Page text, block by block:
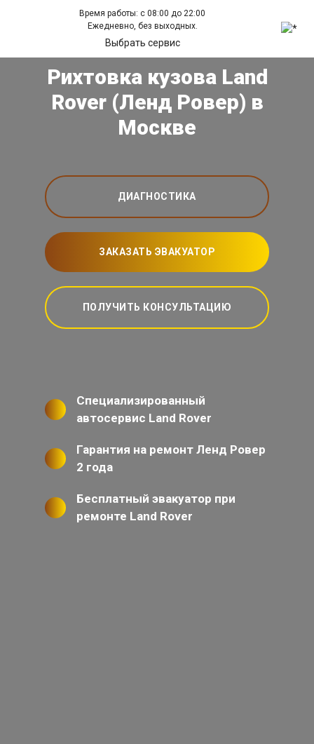
Время работы: с 08:00 до 22:00
Ежедневно, без выходных.
Выбрать сервис
Рихтовка кузова Land
Rover (Ленд Ровер) в
Москве
ДИАГНОСТИКА
ЗАКАЗАТЬ ЭВАКУАТОР
ПОЛУЧИТЬ КОНСУЛЬТАЦИЮ
Специализированный
автосервис Land Rover
Гарантия на ремонт Ленд Ровер
2 года
Бесплатный эвакуатор при
ремонте Land Rover